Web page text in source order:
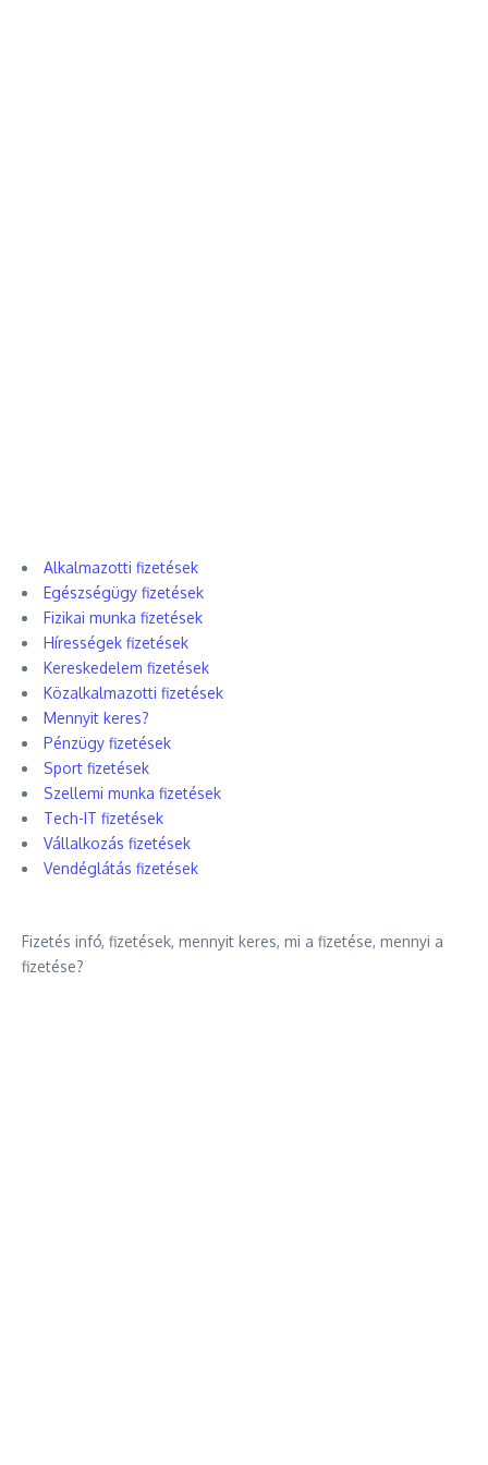
Alkalmazotti fizetések
Egészségügy fizetések
Fizikai munka fizetések
Hírességek fizetések
Kereskedelem fizetések
Közalkalmazotti fizetések
Mennyit keres?
Pénzügy fizetések
Sport fizetések
Szellemi munka fizetések
Tech-IT fizetések
Vállalkozás fizetések
Vendéglátás fizetések
Fizetés infó, fizetések, mennyit keres, mi a fizetése, mennyi a
fizetése?